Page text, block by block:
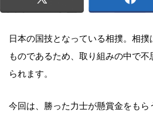
日本の国技となっている相撲。相撲
ものであるため、取り組みの中で
られます。
今回は、勝った力士が懸賞金をもら